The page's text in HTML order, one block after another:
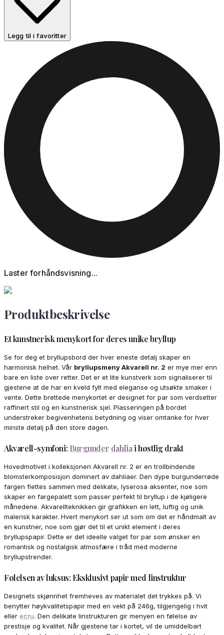
Legg til i favoritter
Laster forhåndsvisning...
Produktbeskrivelse
Et kunstnerisk menykort for deres unike bryllup
Se for deg et bryllupsbord der hver eneste detalj skaper en
harmonisk helhet. Vår bryllupsmeny Akvarell nr. 2 er mye mer enn
bare en liste over retter. Det er et lite kunstverk som signaliserer til
gjestene at de har en kveld fylt med eleganse og utsøkte smaker i
vente. Dette brettede menykortet er designet for par som verdsetter
raffinert stil og en kunstnerisk sjel. Plasseringen på bordet
understreker begivenhetens betydning og viser omtanke for hver
minste detalj på den store dagen.
Akvarell-symfoni: Burgunder dahliai høstlig drakt
Hovedmotivet i kolleksjonen Akvarell nr. 2 er en trollbindende
blomsterkomposisjon dominert av dahliaer. Den dype burgunderrøde
fargen flettes sammen med delikate, lyserosa aksenter, noe som
skaper en fargepalett som passer perfekt til bryllup i de kjøligere
månedene. Akvarellteknikken gir grafikken en lett, luftig og unik
malerisk karakter. Hvert menykort ser ut som om det er håndmalt av
en kunstner, noe som gjør det til et unikt element i deres
bryllupspapir. Dette er det ideelle valget for par som ønsker en
romantisk og nostalgisk atmosfære i tråd med moderne
bryllupstrender.
Følelsen av luksus: Eksklusivt papir med linstruktur
Designets skjønnhet fremheves av materialet det trykkes på. Vi
benytter høykvalitetspapir med en vekt på 246g, tilgjengelig i hvit
eller ecru. Den delikate linstrukturen gir menyen en følelse av
prestisje og kvalitet. Når gjestene tar i kortet, vil de umiddelbart